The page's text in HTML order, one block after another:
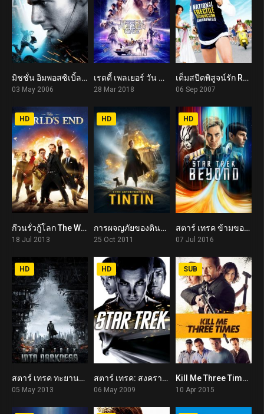
6.9มิชชั่น อิมพอสซิเบิ้ล 3 Mission: Impossible III (2006)
03 May 2006
7.5
เรดดี้ เพลเยอร์ วัน สงครามเกมคนอัจฉริยะ Ready Player One (2018)
28 Mar 2018
6.6เต็มสปีดพิสูจน์รัก Run, Fatboy, Run (2007)
06 Sep 2007
7.0
HD
ก๊วนรั่วกู้โลก The World’s End (2013)
18 Jul 2013
7.3
HD
การผจญภัยของตินติน The Adventures of Tintin (2011)
25 Oct 2011
7.1
HD
สตาร์ เทรค ข้ามขอบจักรวาล Star Trek Beyond (2016)
07 Jul 2016
7.7
HD
สตาร์ เทรค ทะยานสู่ห้วงมืด Star Trek Into Darkness (2013)
05 May 2013
7.9
HD
สตาร์ เทรค: สงครามพิฆาตจักรวาล Star Trek (2009)
06 May 2009
5.9
SUB
Kill Me Three Times (2015)
10 Apr 2015